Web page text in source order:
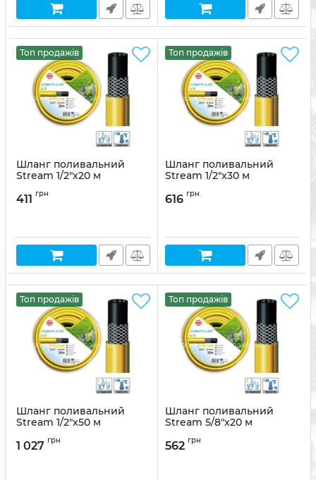
Топ продажів
Шланг поливальний
Stream 1/2"x20 м
411 грн
Топ продажів
Шланг поливальний
Stream 1/2"x30 м
616 грн
Топ продажів
Шланг поливальний
Stream 1/2"x50 м
1 027 грн
Топ продажів
Шланг поливальний
Stream 5/8"x20 м
562 грн